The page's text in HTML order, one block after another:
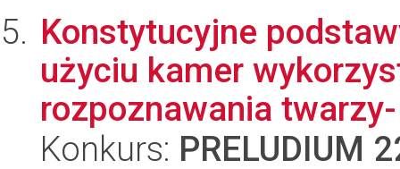
Konstytucyjne
użyciu kamer
rozpoznawania
Konkurs: PRELUDIUM